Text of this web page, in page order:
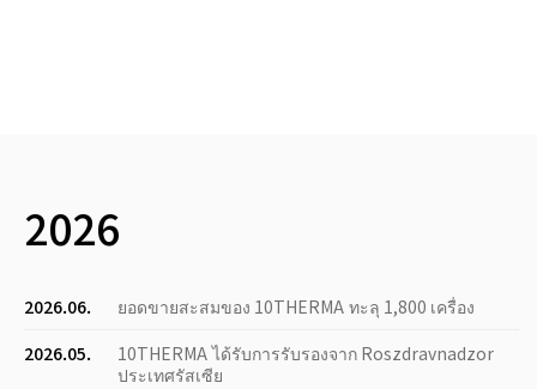
2026
2026.06.
ยอดขายสะสมของ 10THERMA ทะลุ 1,800 เครื่อง
2026.05.
10THERMA ได้รับการรับรองจาก Roszdravnadzor
ประเทศรัสเซีย